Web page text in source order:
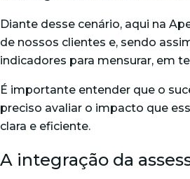
Diante desse cenário, aqui na
de nossos clientes e, sendo
indicadores para mensurar, em
É importante entender que o
preciso avaliar o impacto que
clara e eficiente.
A integração da